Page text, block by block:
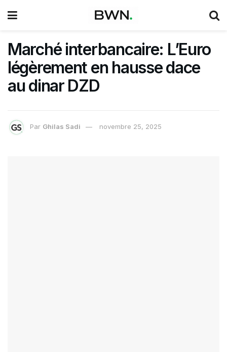
Marché interbancaire: L’Euro
légèrement en hausse dace
au dinar DZD
Par Ghilas Sadi novembre 25, 2025